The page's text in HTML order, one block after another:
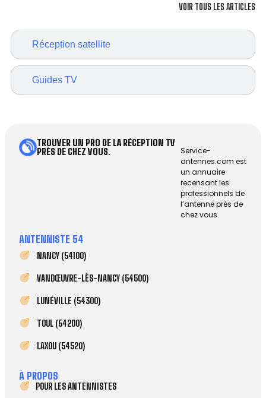
Réception satellite
Guides TV
VOIR TOUS LES ARTICLES
TROUVER UN PRO DE LA RÉCEPTION TV
PRÈS DE CHEZ VOUS.
Service-
antennes.com est
un annuaire
recensant les
professionnels de
l’antenne près de
chez vous.
ANTENNISTE 54
NANCY (54100)
VANDŒUVRE-LÈS-NANCY (54500)
LUNÉVILLE (54300)
TOUL (54200)
LAXOU (54520)
À PROPOS
POUR LES ANTENNISTES